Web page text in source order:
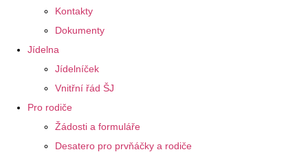
Kontakty
Dokumenty
Jídelna
Jídelníček
Vnitřní řád ŠJ
Pro rodiče
Žádosti a formuláře
Desatero pro prvňáčky a rodiče